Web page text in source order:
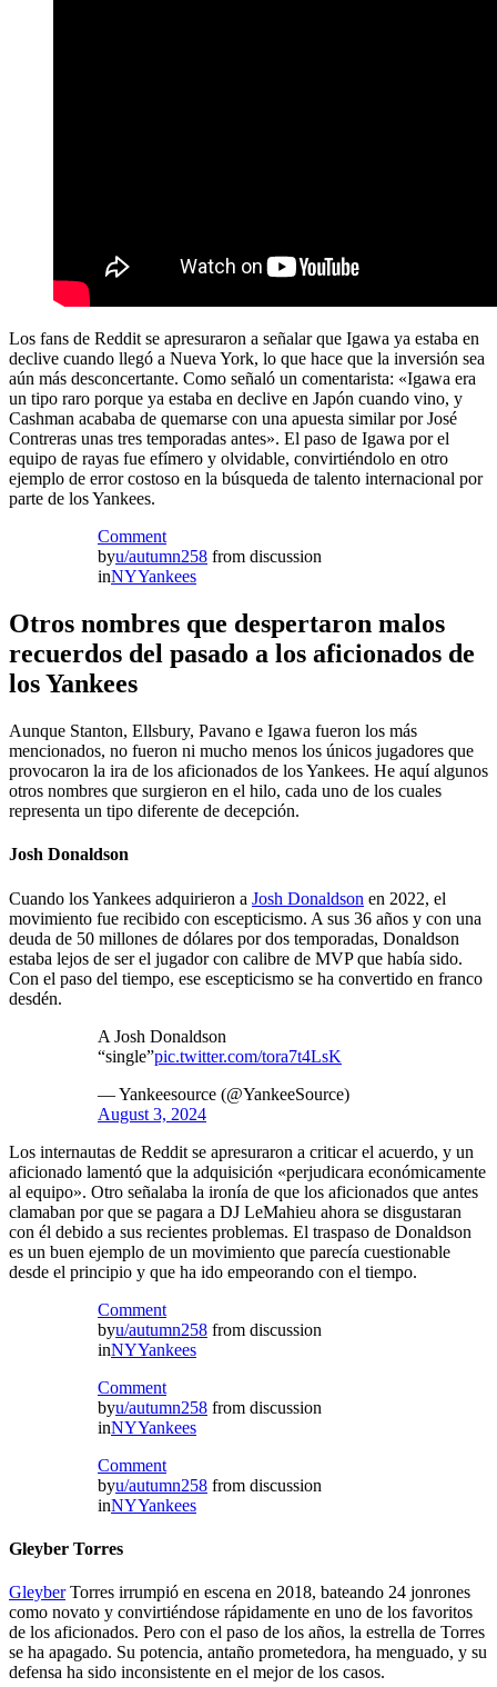
Los fans de Reddit se apresuraron a señalar que Igawa ya estaba en
declive cuando llegó a Nueva York, lo que hace que la inversión sea
aún más desconcertante. Como señaló un comentarista: «Igawa era
un tipo raro porque ya estaba en declive en Japón cuando vino, y
Cashman acababa de quemarse con una apuesta similar por José
Contreras unas tres temporadas antes». El paso de Igawa por el
equipo de rayas fue efímero y olvidable, convirtiéndolo en otro
ejemplo de error costoso en la búsqueda de talento internacional por
parte de los Yankees.
Comment
byu/autumn258 from discussion
inNYYankees
Otros nombres que despertaron malos
recuerdos del pasado a los aficionados de
los Yankees
Aunque Stanton, Ellsbury, Pavano e Igawa fueron los más
mencionados, no fueron ni mucho menos los únicos jugadores que
provocaron la ira de los aficionados de los Yankees. He aquí algunos
otros nombres que surgieron en el hilo, cada uno de los cuales
representa un tipo diferente de decepción.
Josh Donaldson
Cuando los Yankees adquirieron a Josh Donaldson en 2022, el
movimiento fue recibido con escepticismo. A sus 36 años y con una
deuda de 50 millones de dólares por dos temporadas, Donaldson
estaba lejos de ser el jugador con calibre de MVP que había sido.
Con el paso del tiempo, ese escepticismo se ha convertido en franco
desdén.
A Josh Donaldson
“single”pic.twitter.com/tora7t4LsK
— Yankeesource (@YankeeSource)
August 3, 2024
Los internautas de Reddit se apresuraron a criticar el acuerdo, y un
aficionado lamentó que la adquisición «perjudicara económicamente
al equipo». Otro señalaba la ironía de que los aficionados que antes
clamaban por que se pagara a DJ LeMahieu ahora se disgustaran
con él debido a sus recientes problemas. El traspaso de Donaldson
es un buen ejemplo de un movimiento que parecía cuestionable
desde el principio y que ha ido empeorando con el tiempo.
Comment
byu/autumn258 from discussion
inNYYankees
Comment
byu/autumn258 from discussion
inNYYankees
Comment
byu/autumn258 from discussion
inNYYankees
Gleyber Torres
GleyberTorres irrumpió en escena en 2018, bateando 24 jonrones
como novato y convirtiéndose rápidamente en uno de los favoritos
de los aficionados. Pero con el paso de los años, la estrella de Torres
se ha apagado. Su potencia, antaño prometedora, ha menguado, y su
defensa ha sido inconsistente en el mejor de los casos.